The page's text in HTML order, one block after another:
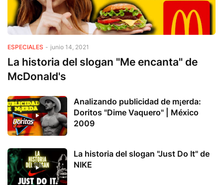
ESPECIALES - junio 14, 2021
La historia del slogan "Me encanta" de
McDonald's
Analizando publicidad de m¡erda:
Doritos "Dime Vaquero" | México
2009
La historia del slogan "Just Do It" de
NIKE